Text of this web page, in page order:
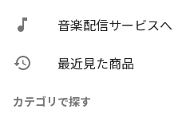
音楽配信サービスへ
最近見た商品
カテゴリで探す